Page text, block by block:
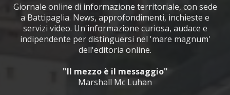
Giornale online di informazione territoriale, con sede
a Battipaglia. News, approfondimenti, inchieste e
servizi video. Un'informazione curiosa, audace e
indipendente per distinguersi nel 'mare magnum'
dell'editoria online.
"Il mezzo è il messaggio"
Marshall Mc Luhan